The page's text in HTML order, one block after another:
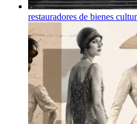
restauradores de bienes